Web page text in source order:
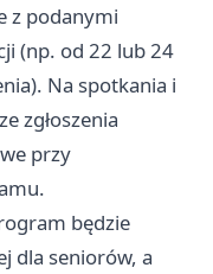
z podanymi
(np. od 22 lub 24
Na spotkania i
zgłoszenia
przy
będzie
dla seniorów, a